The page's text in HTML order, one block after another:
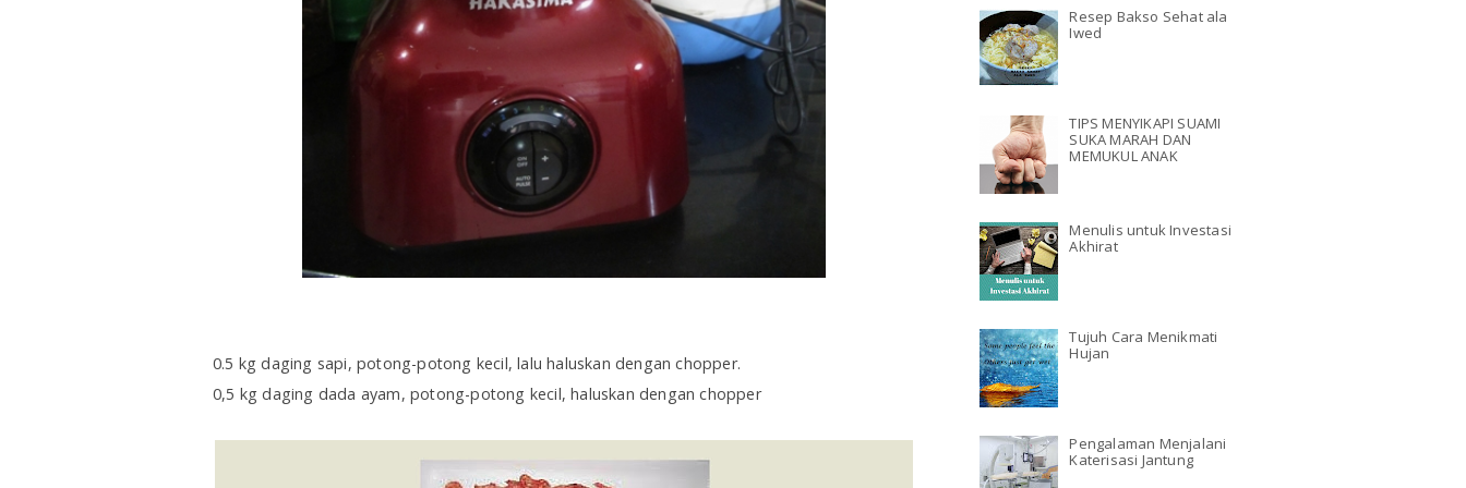
0.5 kg daging sapi, potong-potong kecil, lalu haluskan dengan chopper.
0,5 kg daging dada ayam, potong-potong kecil, haluskan dengan chopper
Resep Bakso Sehat ala
Iwed
TIPS MENYIKAPI SUAMI
SUKA MARAH DAN
MEMUKUL ANAK
Menulis untuk Investasi
Akhirat
Tujuh Cara Menikmati
Hujan
Pengalaman Menjalani
Katerisasi Jantung